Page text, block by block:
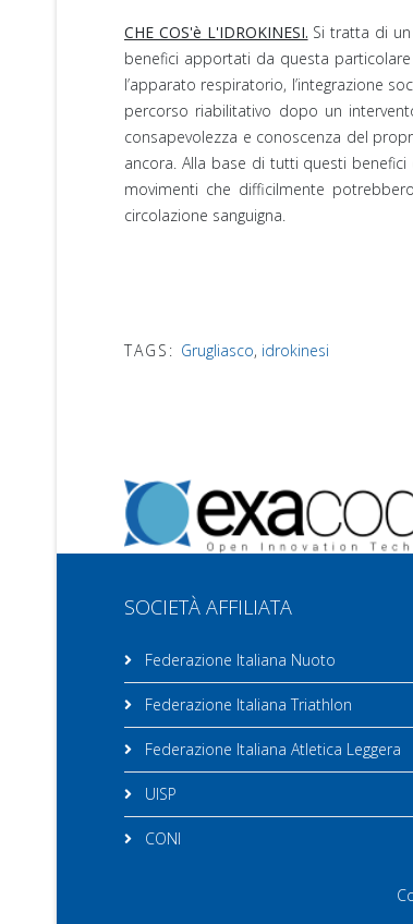
CHE COS'è L'IDROKINESI. Si tratta di
benefici apportati da questa
l’apparato respiratorio, l’integrazione
percorso riabilitativo dopo un
consapevolezza e conoscenza del
ancora. Alla base di tutti questi
movimenti che difficilmente
circolazione sanguigna.
TAGS: Grugliasco, idrokinesi
SOCIETÀ AFFILIATA
Federazione Italiana Nuoto
Federazione Italiana Triathlon
Federazione Italiana Atletica Leggera
UISP
CONI